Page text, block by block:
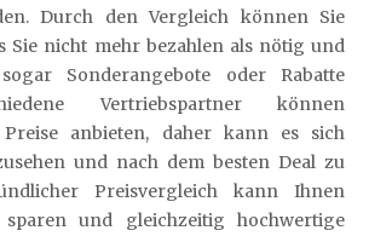
Durch den Vergleich können Sie
Sie nicht mehr bezahlen als nötig und
Sonderangebote oder Rabatte
Vertriebspartner können
Preise anbieten, daher kann es sich
und nach dem besten Deal zu
Preisvergleich kann Ihnen
und gleichzeitig hochwertige